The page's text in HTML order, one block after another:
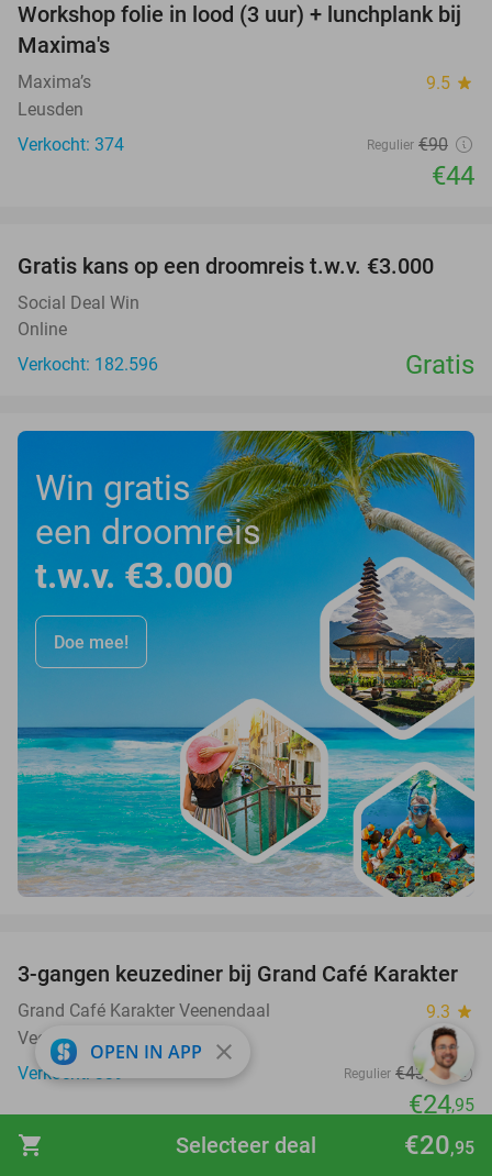
shopping_cart €20,95
Selecteer deal
51%
Workshop folie in lood (3 uur) + lunchplank bij
Maxima's
Maxima’s 9.5 star
Leusden
Verkocht: 374
Regulier €90
€44
Gratis kans op een droomreis t.w.v. €3.000
Social Deal Win
Online
Verkocht: 182.596
Gratis
Win gratis
een droomreis
t.w.v. €3.000
Doe mee!
43%
3-gangen keuzediner bij Grand Café Karakter
Grand Café Karakter Veenendaal 9.3 star
Veenendaal
Verkocht: 339
Regulier €43 ,75
€24,95
favorite_border
OPEN IN APP close